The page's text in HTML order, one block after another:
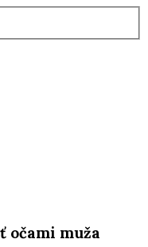
očami muža